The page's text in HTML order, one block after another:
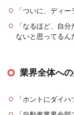
「ついに、ディ
「なるほど、自
ないと思ってるん
業界全体へ
「ホントにダイハ